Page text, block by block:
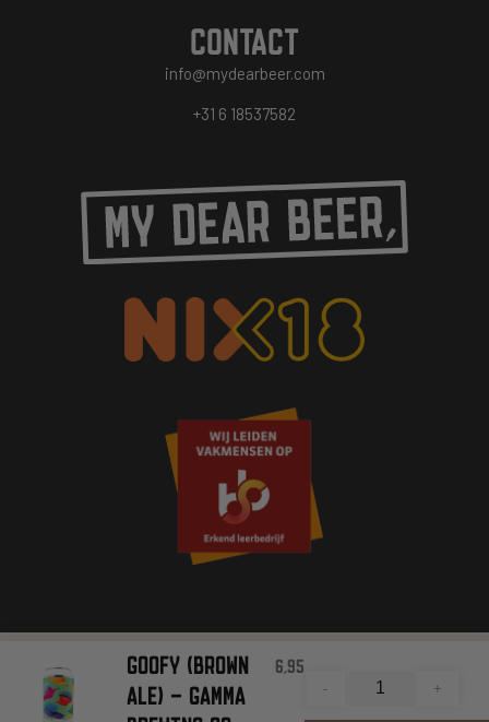
CONTACT
info@mydearbeer.com
+31 6 18537582
ALLE RECHTEN VOORBEHOUDEN
GOOFY (BROWN
ALE) – GAMMA
6,95
- +